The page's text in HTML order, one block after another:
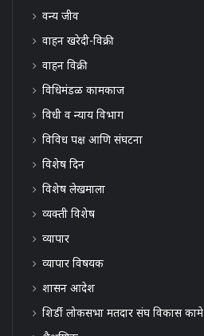
वन्य जीव
वाहन खरेदी-विक्री
वाहन विक्री
विधिमंडळ कामकाज
विधी व न्याय विभाग
विविध पक्ष आणि संघटना
विशेष दिन
विशेष लेखमाला
व्यक्ती विशेष
व्यापार
व्यापार विषयक
शासन आदेश
शिर्डी लोकसभा मतदार संघ विकास कामे